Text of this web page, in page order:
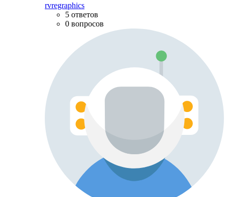
rvregraphics
5 ответов
0 вопросов